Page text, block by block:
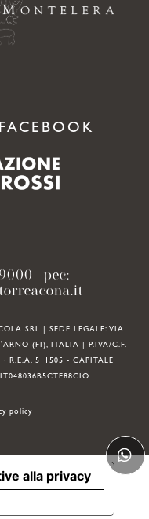
FACEBOOK
| pec:
SRL | SEDE LEGALE: VIA
(FI), ITALIA | P.IVA/C.F.
R.E.A. 511505 - CAPITALE
policy
alla privacy